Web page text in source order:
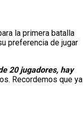
la primera batalla
preferencia de jugar
20 jugadores, hay
Recordemos que ya